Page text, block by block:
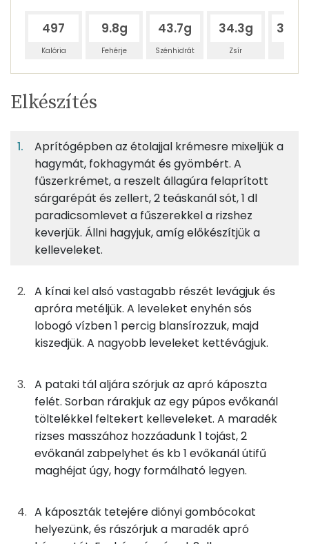
497
Kalória
9.8g
Fehérje
43.7g
Szénhidrát
34.3g
Zsír
Egy
adagban
2%
Fehérje
9%
Szénhidrát
7%
Zsír
25gjázmin rizs
90 kcal
185gkínai kel
28 kcal
33gzeller
12 kcal
23gvöröshagyma
8 kcal
0g római kömény
0 kcal
garam masala
0 kcal
1gcurry por
3 kcal
0gkoriander 0 kcal
TÁPANYAGTARTALOM
Egy
adagban
4
adagban
100
grammban
2%
Fehérje
9%
Szénhidrát
7%
Zsír
82%
Víz
TOP ásványi anyagok
Foszfor
Kálcium
Szelén
TOP vitaminok
Kolin:
C vitamin:
Likopin
E vitamin:
Elkészítés
Aprítógépben az étolajjal krémesre mixeljük a
hagymát, fokhagymát és gyömbért. A
fűszerkrémet, a reszelt állagúra felaprított
sárgarépát és zellert, 2 teáskanál sót, 1 dl
paradicsomlevet a fűszerekkel a rizshez
keverjük. Állni hagyjuk, amíg előkészítjük a
kelleveleket.
A kínai kel alsó vastagabb részét levágjuk és
apróra metéljük. A leveleket enyhén sós
lobogó vízben 1 percig blansírozzuk, majd
kiszedjük. A nagyobb leveleket kettévágjuk.
A pataki tál aljára szórjuk az apró káposzta
felét. Sorban rárakjuk az egy púpos evőkanál
töltelékkel feltekert kelleveleket. A maradék
rizses masszához hozzáadunk 1 tojást, 2
evőkanál zabpelyhet és kb 1 evőkanál útifű
maghéjat úgy, hogy formálható legyen.
A káposzták tetejére diónyi gombócokat
helyezünk, és rászórjuk a maradék apró